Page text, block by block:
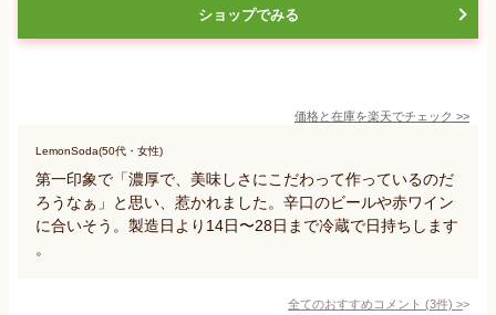
ショップでみる
価格と在庫を楽天でチェック >>
LemonSoda(50代・女性)
第一印象で「濃厚で、美味しさにこだわって作っているのだ
ろうなぁ」と思い、惹かれました。辛口のビールや赤ワイン
に合いそう。製造日より14日〜28日まで冷蔵で日持ちします
。
全てのおすすめコメント (3件) >